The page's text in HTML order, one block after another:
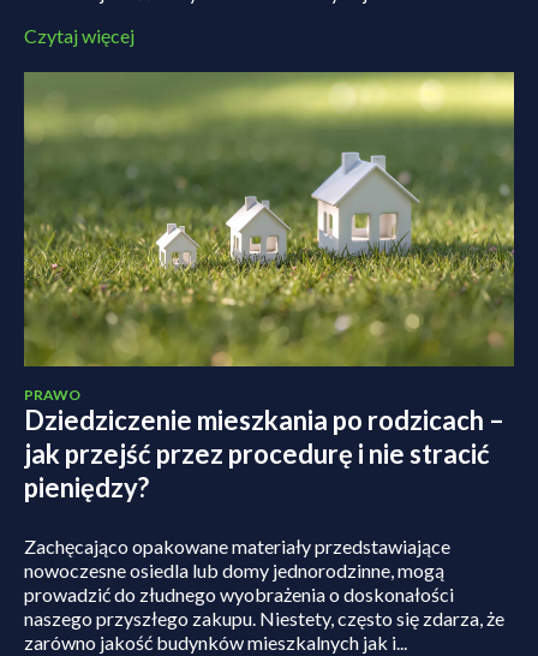
Czytaj więcej
PRAWO
Dziedziczenie mieszkania po rodzicach –
jak przejść przez procedurę i nie stracić
pieniędzy?
Zachęcająco opakowane materiały przedstawiające
nowoczesne osiedla lub domy jednorodzinne, mogą
prowadzić do złudnego wyobrażenia o doskonałości
naszego przyszłego zakupu. Niestety, często się zdarza, że
zarówno jakość budynków mieszkalnych jak i...